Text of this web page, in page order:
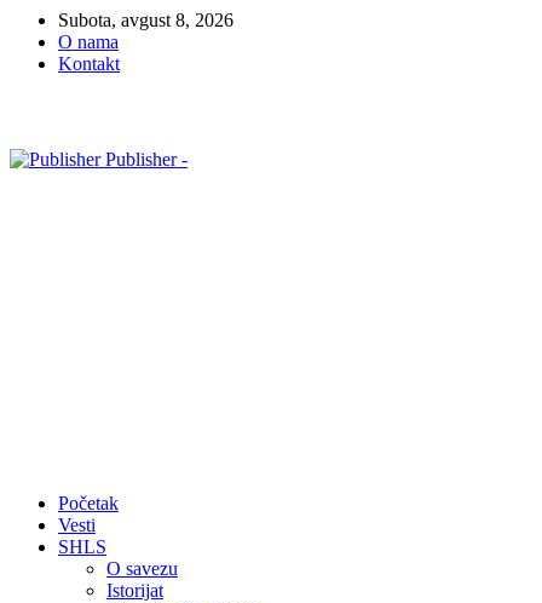
Subota, avgust 8, 2026
O nama
Kontakt
Publisher -
Početak
Vesti
SHLS
O savezu
Istorijat